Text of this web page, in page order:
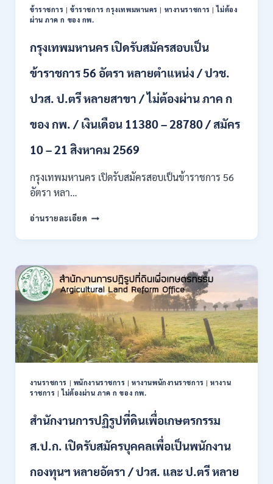
/
ป.ตรี
ส
+
ไป
เงิน
23,290
สมัคร
ONLINE
26
ข้าราชการ |ข้าราชการ กรุงเทพมหานคร | หางานราชการ |ไม่ต้อง
ผ่าน ภาค ก ของ กพ.
กรุงเทพมหานคร เปิดรับสมัครสอบเป็น
ข้าราชการ 56 อัตรา หลายตำแหน่ง / ปวช.
ปวส. ป.ตรี หลายสาขา / ไม่ต้องผ่าน ภาค ก
ของ กพ. / เงินเดือน 11380 – 28780 / สมัคร
10 – 21 สิงหาคม 2569
กรุงเทพมหานคร เปิดรับสมัครสอบเป็นข้าราชการ 56
อัตรา หลา…
อ่านรายละเอียด กรุงเทพมหานคร
รับ
สอบ
เป็น
ข้าราชการ
56
อัตรา
หลาย
ตำแหน่ง
/
ปวช.
ป.ตรี
หลาย
/
ต้อง
ภาค
งานราชการ | พนักงานราชการ |หางานพนักงานราชการ |หางาน
ราชการ |ไม่ต้องผ่าน ภาค ก ของ กพ.
สำนักงานการปฏิรูปที่ดินเพื่อเกษตรกรรม
ส.ป.ก. เปิดรับสมัครบุคคลเพื่อเป็นพนักงาน
กองทุนฯ หลายอัตรา / ปวส. และ ป.ตรี หลาย